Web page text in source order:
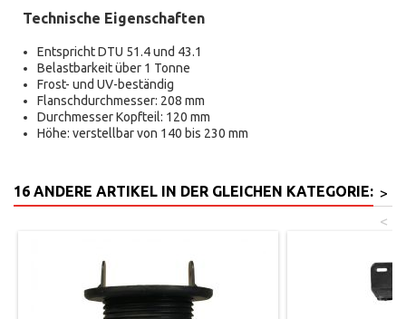
Technische Eigenschaften
Entspricht DTU 51.4 und 43.1
Belastbarkeit über 1 Tonne
Frost- und UV-beständig
Flanschdurchmesser: 208 mm
Durchmesser Kopfteil: 120 mm
Höhe: verstellbar von 140 bis 230 mm
16 ANDERE ARTIKEL IN DER GLEICHEN KATEGORIE: >
<